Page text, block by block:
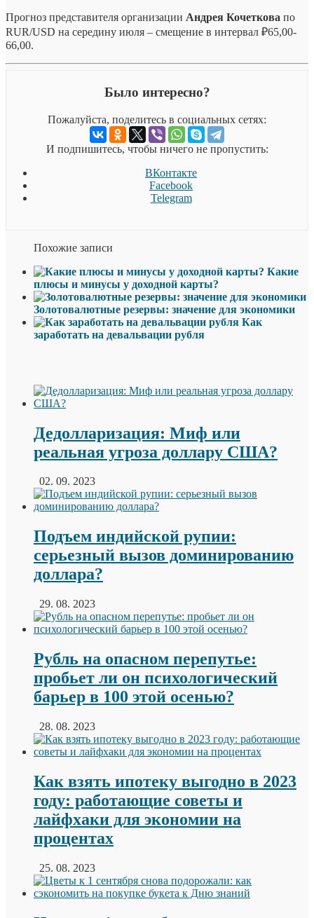
Прогноз представителя организации Андрея Кочеткова по
RUR/USD на середину июля – смещение в интервал ₽65,00-
66,00.
Было интересно?
Пожалуйста, поделитесь в социальных сетях:
И подпишитесь, чтобы ничего не пропустить:
ВКонтакте
Facebook
Telegram
Похожие записи
Какие
плюсы и минусы у доходной карты?
Золотовалютные резервы: значение для экономики
Как
заработать на девальвации рубля
Дедолларизация: Миф или
реальная угроза доллару США?
02. 09. 2023
Подъем индийской рупии:
серьезный вызов доминированию
доллара?
29. 08. 2023
Рубль на опасном перепутье:
пробьет ли он психологический
барьер в 100 этой осенью?
28. 08. 2023
Как взять ипотеку выгодно в 2023
году: работающие советы и
лайфхаки для экономии на
процентах
25. 08. 2023